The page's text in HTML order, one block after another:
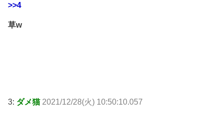
>>4
草w
3: ダメ猫 2021/12/28(火) 10:50:10.057